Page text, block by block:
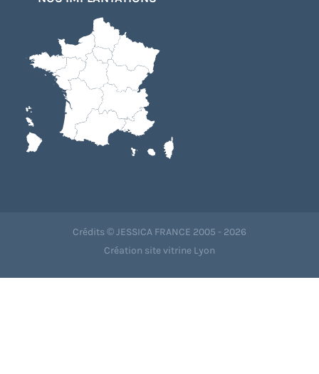
Crédits © JESSICA FRANCE 2005 - 2026
Création site vitrine Lyon